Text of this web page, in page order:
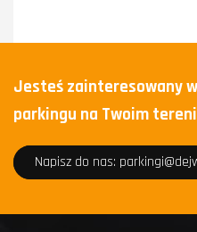
Jesteś zainteresowany
parkingu na Twoim
Napisz do nas: